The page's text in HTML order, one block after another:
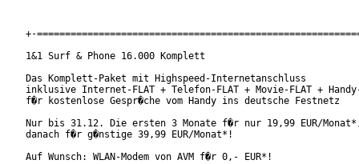
+-
1&1 Surf & Phone 16.000 Komplett
Das Komplett-Paket mit Highspeed-Internetanschluss
inklusive Internet-FLAT + Telefon-FLAT + Movie-FLAT + Handy-
f�r kostenlose Gespr�che vom Handy ins deutsche Festnetz
Nur bis 31.12. Die ersten 3 Monate f�r nur 19,99 EUR/
danach f�r g�nstige 39,99 EUR/Monat*!
Auf Wunsch: WLAN-Modem von AVM f�r 0,- EUR*!